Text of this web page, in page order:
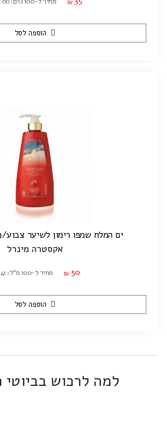
₪
הוספה לסל
ים המלח שמפו רימון לשיער צבוע/פגום |
אקסטרה מינרל
₪ 50 מחיר ל-100 מ"ל: ₪6.41
הוספה לסל
למה לרכוש בביוטי